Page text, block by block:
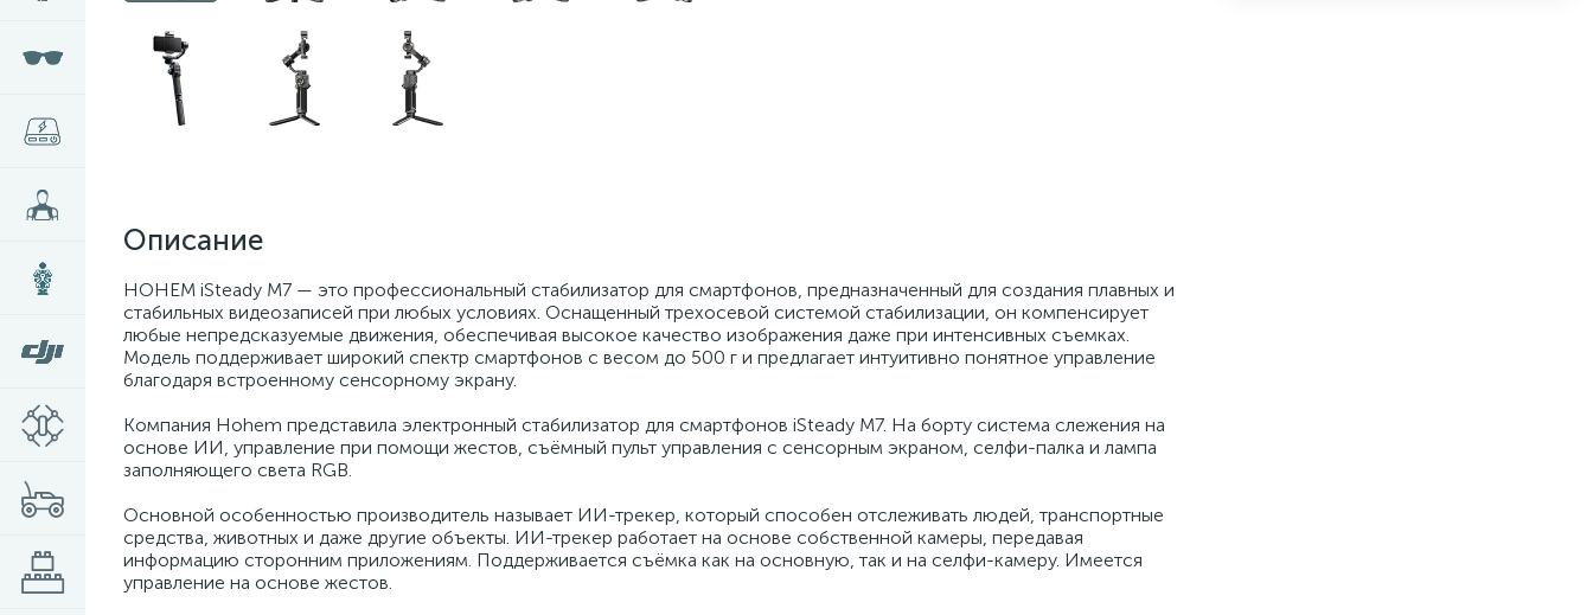
Описание
HOHEM iSteady M7 — это профессиональный стабилизатор для смартфонов, предназначенный для создания плавных и
стабильных видеозаписей при любых условиях. Оснащенный трехосевой системой стабилизации, он компенсирует
любые непредсказуемые движения, обеспечивая высокое качество изображения даже при интенсивных съемках.
Модель поддерживает широкий спектр смартфонов с весом до 500 г и предлагает интуитивно понятное управление
благодаря встроенному сенсорному экрану.
Компания Hohem представила электронный стабилизатор для смартфонов iSteady M7. На борту система слежения на
основе ИИ, управление при помощи жестов, съёмный пульт управления с сенсорным экраном, селфи-палка и лампа
заполняющего света RGB.
Основной особенностью производитель называет ИИ-трекер, который способен отслеживать людей, транспортные
средства, животных и даже другие объекты. ИИ-трекер работает на основе собственной камеры, передавая
информацию сторонним приложениям. Поддерживается съёмка как на основную, так и на селфи-камеру. Имеется
управление на основе жестов.